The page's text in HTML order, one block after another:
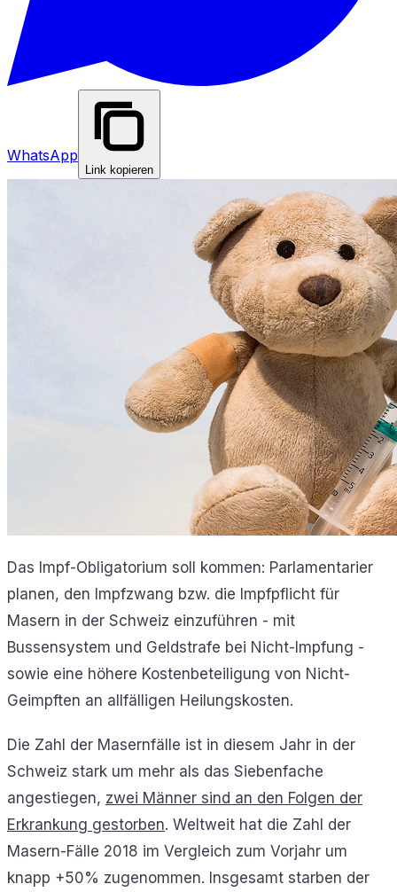
WhatsApp
Link kopieren
Das Impf-Obligatorium soll kommen: Parlamentarier
planen, den Impfzwang bzw. die Impfpflicht für
Masern in der Schweiz einzuführen - mit
Bussensystem und Geldstrafe bei Nicht-Impfung -
sowie eine höhere Kostenbeteiligung von Nicht-
Geimpften an allfälligen Heilungskosten.
Die Zahl der Masernfälle ist in diesem Jahr in der
Schweiz stark um mehr als das Siebenfache
angestiegen, zwei Männer sind an den Folgen der
Erkrankung gestorben. Weltweit hat die Zahl der
Masern-Fälle 2018 im Vergleich zum Vorjahr um
knapp +50% zugenommen. Insgesamt starben der